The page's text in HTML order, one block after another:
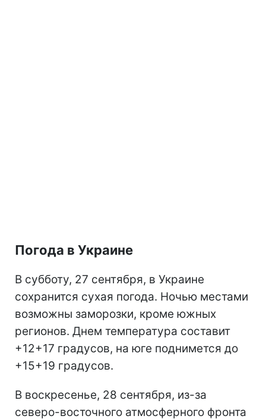
Погода в Украине
В субботу, 27 сентября, в Украине
сохранится сухая погода. Ночью местами
возможны заморозки, кроме южных
регионов. Днем температура составит
+12+17 градусов, на юге поднимется до
+15+19 градусов.
В воскресенье, 28 сентября, из-за
северо-восточного атмосферного фронта